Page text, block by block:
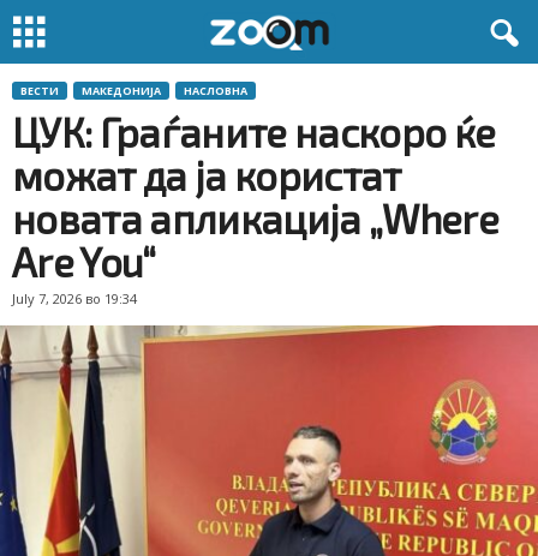
ВЕСТИ МАКЕДОНИЈА НАСЛОВНА
ЦУК: Граѓаните наскоро ќе
можат да ја користат
новата апликација „Where
Are You“
July 7, 2026 во 19:34